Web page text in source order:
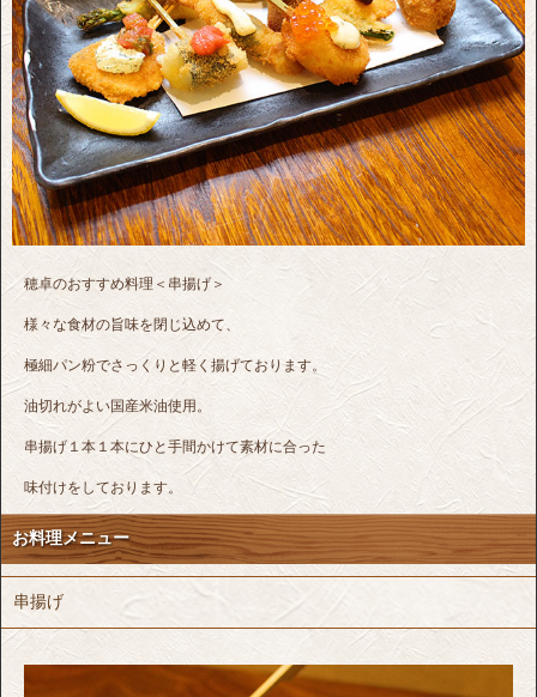
穂卓のおすすめ料理＜串揚げ＞
様々な食材の旨味を閉じ込めて、
極細パン粉でさっくりと軽く揚げております。
油切れがよい国産米油使用。
串揚げ１本１本にひと手間かけて素材に合った
味付けをしております。
お料理メニュー
串揚げ